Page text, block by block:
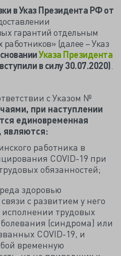
в Указ Президента РФ от
гарантий отдельным
(далее – Указ
Указа Президента
в силу 30.07.2020)
с Указом №
при наступлении
единовременная
являются:
работника в
COVID-19 при
обязанностей;
здоровью
с развитием у него
трудовых
(синдрома) или
COVID-19, и
временную